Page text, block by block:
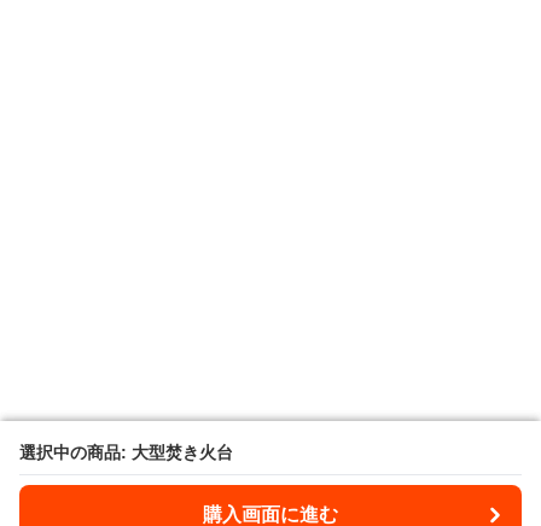
選択中の商品: 大型焚き火台
購入画面に進む
選択中の商品: 大型焚き火台
購入画面に進む